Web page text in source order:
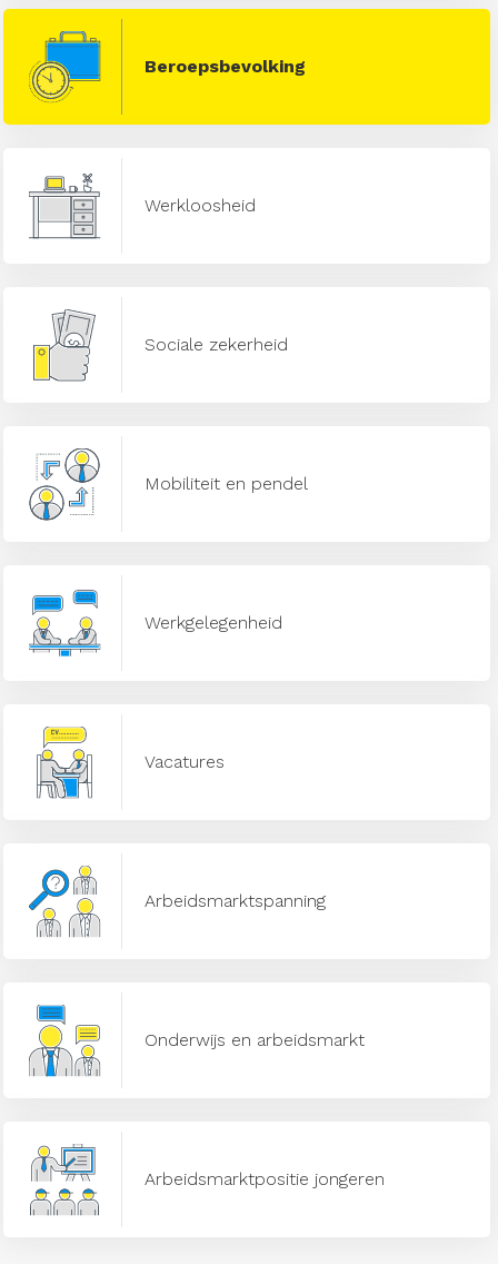
Beroepsbevolking
Werkloosheid
Sociale zekerheid
Mobiliteit en pendel
Werkgelegenheid
Vacatures
Arbeidsmarktspanning
Onderwijs en arbeidsmarkt
Arbeidsmarktpositie jongeren